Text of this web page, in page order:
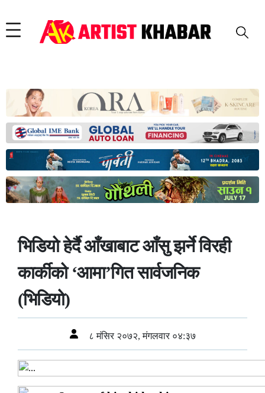
भिडियो हेर्दै आँखाबाट आँसु झर्ने विरही
कार्कीको ‘आमा’गित सार्वजनिक
(भिडियो)
८ मंसिर २०७२, मंगलवार ०४:३७